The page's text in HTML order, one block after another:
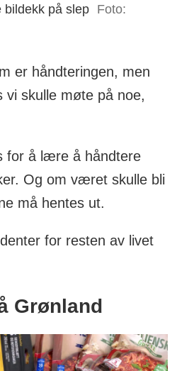
bildekk på slep Foto:
er håndteringen, men
vi skulle møte på noe,
for å lære å håndtere
Og om været skulle bli
må hentes ut.
for resten av livet
Grønland